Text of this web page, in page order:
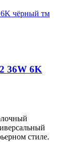
36W 6K
стиле.